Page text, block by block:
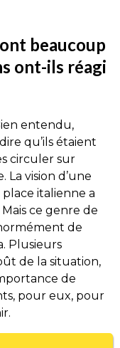
beaucoup
ont-ils réagi
entendu,
qu’ils étaient
circuler sur
La vision d’une
italienne a
ce genre de
de
Plusieurs
de la situation,
de
pour eux, pour